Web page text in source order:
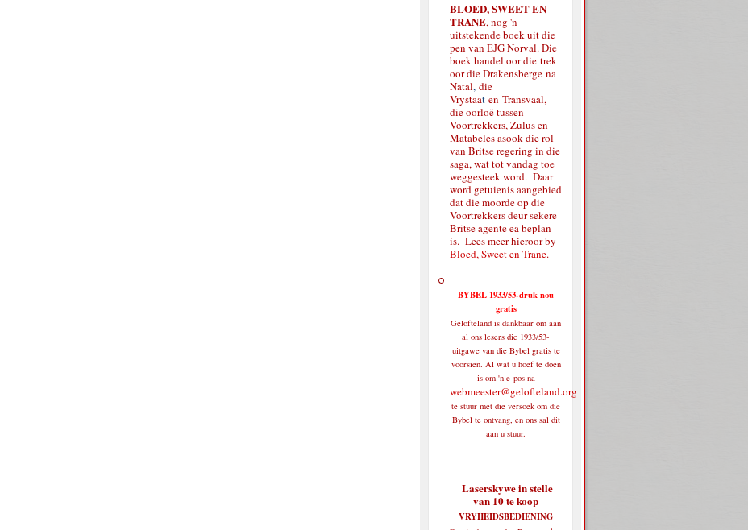
BLOED, SWEET EN
TRANE, nog 'n
uitstekende boek uit die
pen van EJG Norval. Die
boek handel oor die trek
oor die Drakensberge na
Natal, die
Vrystaat en Transvaal,
die oorloë tussen
Voortrekkers, Zulus en
Matabeles asook die rol
van Britse regering in die
saga, wat tot vandag toe
weggesteek word. Daar
word getuienis aangebied
dat die moorde op die
Voortrekkers deur sekere
Britse agente ea beplan
is. Lees meer hieroor by
Bloed, Sweet en Trane.
BYBEL 1933/53-druk nou
gratis
Gelofteland is dankbaar om aan
al ons lesers die 1933/53-
uitgawe van die Bybel gratis te
voorsien. Al wat u hoef te doen
is om 'n e-pos na
webmeester@gelofteland.org
te stuur met die versoek om die
Bybel te ontvang, en ons sal dit
aan u stuur.
Laserskywe in stelle
van 10 te koop
VRYHEIDSBEDIENING